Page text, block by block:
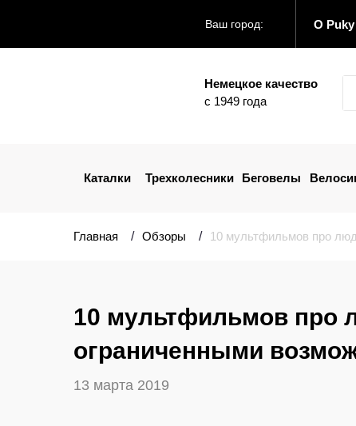
Ваш город: О Puky
Немецкое качество
с 1949 года
Каталки Трехколесники Беговелы
Главная Обзоры 10 мультфильмов про
10 мультфильмов про
ограниченными
13 марта 2019